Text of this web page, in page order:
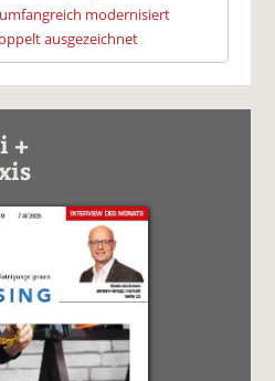
modernisiert
ausgezeichnet
+